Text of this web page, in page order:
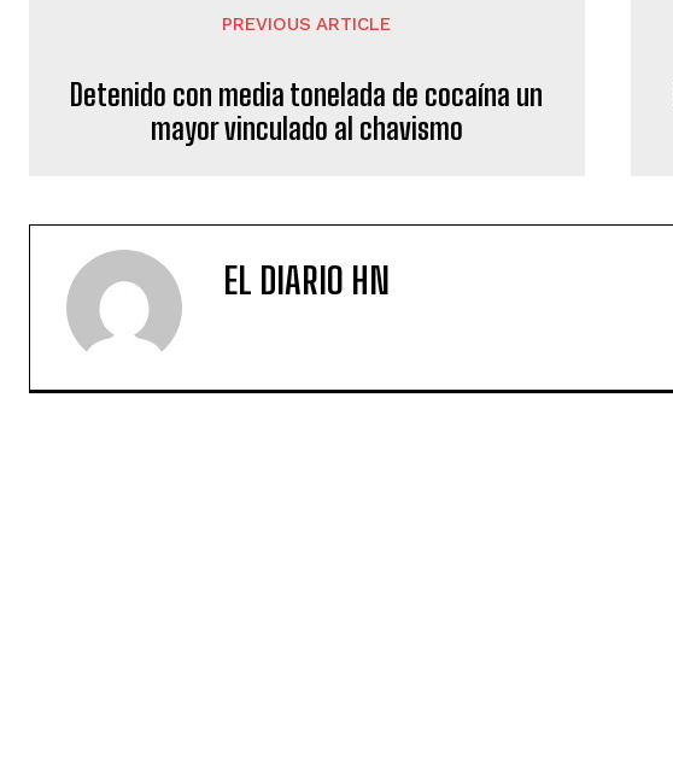
PREVIOUS ARTICLE
Detenido con media tonelada de cocaína un
mayor vinculado al chavismo
EL DIARIO HN